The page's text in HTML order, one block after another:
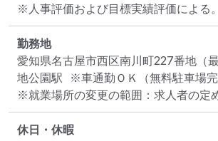
※人事評価および目標実績評価による。
勤務地
愛知県名古屋市西区南川町227番地 （
地公園駅  ※車通勤ＯＫ（無料駐車場完
※就業場所の変更の範囲：求人者の定
休日・休暇